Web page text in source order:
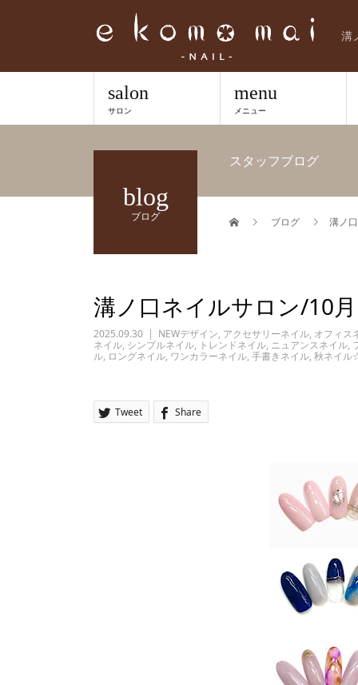
溝
salon
サロン
menu
メニュー
blog
ブログ
スタッフブログ
ブログ 溝ノ
溝ノ口ネイルサロン/10
2025.09.30 NEWデザイン, アクセサリーネイル, オフィス
ネイル, シンプルネイル, トレンドネイル, ニュアンスネイル,
ル, ロングネイル, ワンカラーネイル, 手書きネイル, 秋ネイ
Tweet Share